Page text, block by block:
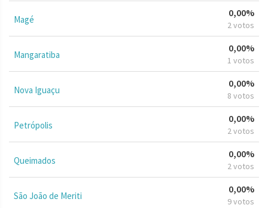
Magé
0,00%
2 votos
Mangaratiba
0,00%
1 votos
Nova Iguaçu
0,00%
8 votos
Petrópolis
0,00%
2 votos
Queimados
0,00%
2 votos
São João de Meriti
0,00%
9 votos